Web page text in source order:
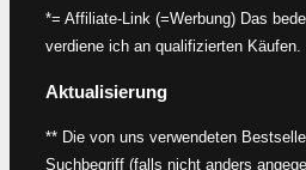
*= Affiliate-Link (=Werbung) Das
verdiene ich an qualifizierten Käufen.
Aktualisierung
** Die von uns verwendeten
Suchbegriff (falls nicht anders